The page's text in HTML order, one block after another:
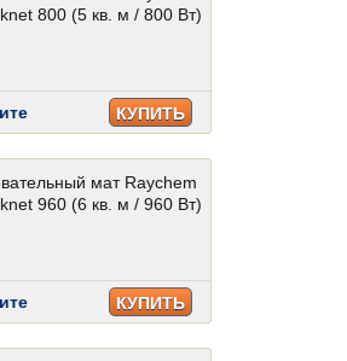
800 (5 кв. м / 800 Вт)
КУПИТЬ
мат Raychem
960 (6 кв. м / 960 Вт)
КУПИТЬ